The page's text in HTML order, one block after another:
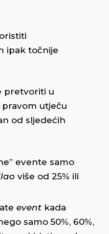
ipak točnije
pretvoriti u
pravom utječu
od sljedećih
evente samo
više od 25% ili
event kada
samo 50%, 60%,